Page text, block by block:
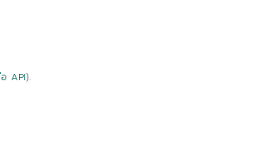
API).